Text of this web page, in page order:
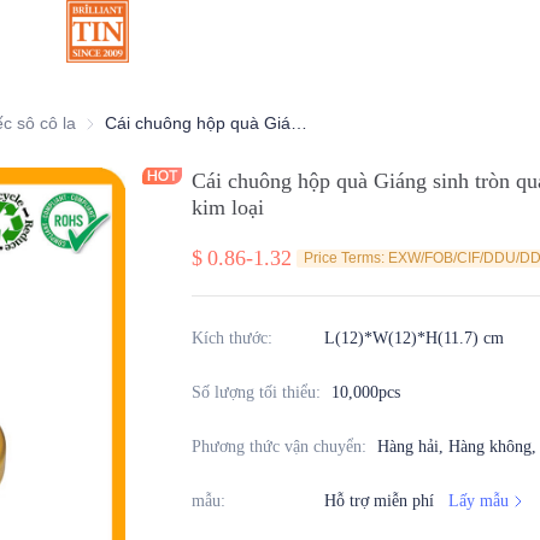
trí
sô cô la Hộp thiếc sô cô la
Cái chuông hộp quà Giáng sinh tròn
kim loại
$ 0.86-1.32 Price Terms: EXW/FOB/CIF/DDU/
Kích thước: L(12)*W(12)*H(11.7) cm
Số lượng tối thiểu: 10,000pcs
Phương thức vận chuyển: Hàng hải, Hàng
mẫu: Hỗ trợ miễn phí Lấy mẫu